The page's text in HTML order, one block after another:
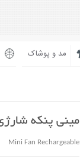
مد و پوشاک
مینی پنکه
Mini Fan Rechargeable